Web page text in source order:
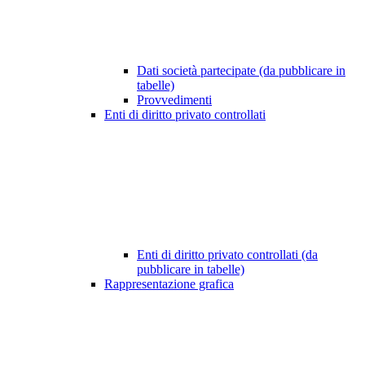
Dati società partecipate (da pubblicare in
tabelle)
Provvedimenti
Enti di diritto privato controllati
Enti di diritto privato controllati (da
pubblicare in tabelle)
Rappresentazione grafica